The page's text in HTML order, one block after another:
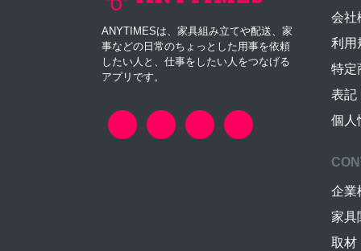
ANYTIMESは、家具組み立てや配送、家
事などの日常のちょっとした用事を依頼
したい人と、仕事をしたい人をつなげる
アプリです。
会社
利用
特定
表記
個人
企業
家具
取材